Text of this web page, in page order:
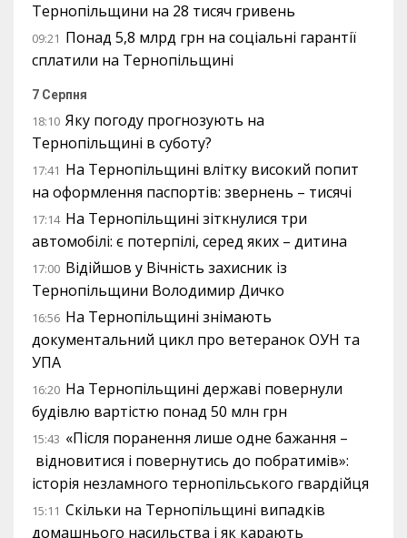
Тернопільщини на 28 тисяч гривень
09:21 Понад 5,8 млрд грн на соціальні гарантії
сплатили на Тернопільщині
7 Серпня
18:10 Яку погоду прогнозують на
Тернопільщині в суботу?
17:41 На Тернопільщині влітку високий попит
на оформлення паспортів: звернень – тисячі
17:14 На Тернопільщині зіткнулися три
автомобілі: є потерпілі, серед яких – дитина
17:00 Відійшов у Вічність захисник із
Тернопільщини Володимир Дичко
16:56 На Тернопільщині знімають
документальний цикл про ветеранок ОУН та
УПА
16:20 На Тернопільщині державі повернули
будівлю вартістю понад 50 млн грн
15:43 «Після поранення лише одне бажання –
відновитися і повернутись до побратимів»:
історія незламного тернопільського гвардійця
15:11 Скільки на Тернопільщині випадків
домашнього насильства і як карають